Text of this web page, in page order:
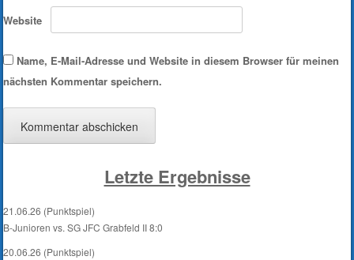
Website
Name, E-Mail-Adresse und Website in diesem Browser für meinen
nächsten Kommentar speichern.
Letzte Ergebnisse
21.06.26 (Punktspiel)
B-Junioren vs. SG JFC Grabfeld II 8:0
20.06.26 (Punktspiel)